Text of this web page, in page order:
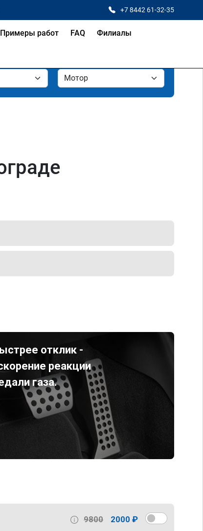
+7 8442 61-32-35
Примеры работ FAQ Филиалы
отклик -
реакции
газа.
9800 2000 ₽